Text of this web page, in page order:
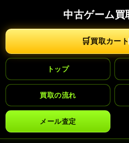
中古ゲーム
🛒買取カート
トップ
買取の流れ
メール査定